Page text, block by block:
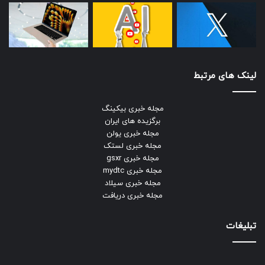
لینک های مرتبط
مجله خبری بیکینگ
برگزیده های ایران
مجله خبری یولن
مجله خبری لستک
مجله خبری gsxr
مجله خبری mydtc
مجله خبری سیلاد
مجله خبری دریافت
تبلیغات